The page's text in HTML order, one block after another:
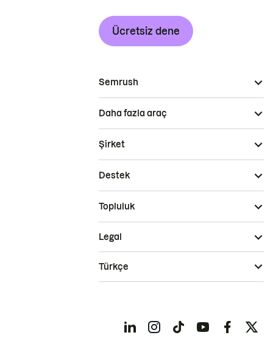
Ücretsiz dene
Semrush
Daha fazla araç
Şirket
Destek
Topluluk
Legal
Türkçe